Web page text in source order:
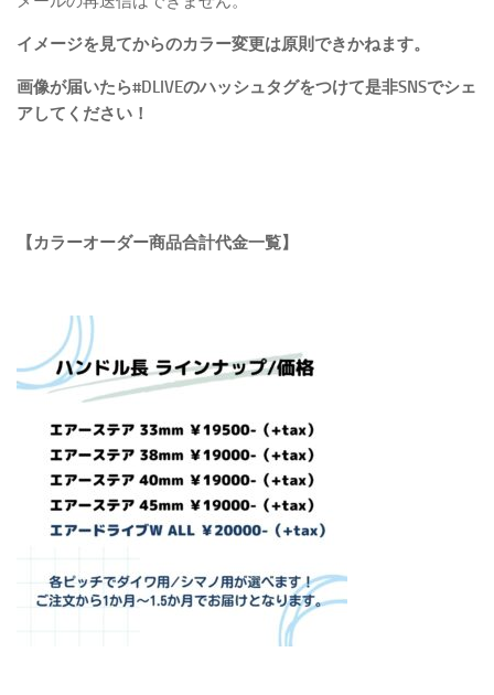
イメージを見てからのカラー変更は原則できかねます。
画像が届いたら#DLIVEのハッシュタグをつけて是非SNSでシェ
アしてください！
【カラーオーダー商品合計代金一覧】